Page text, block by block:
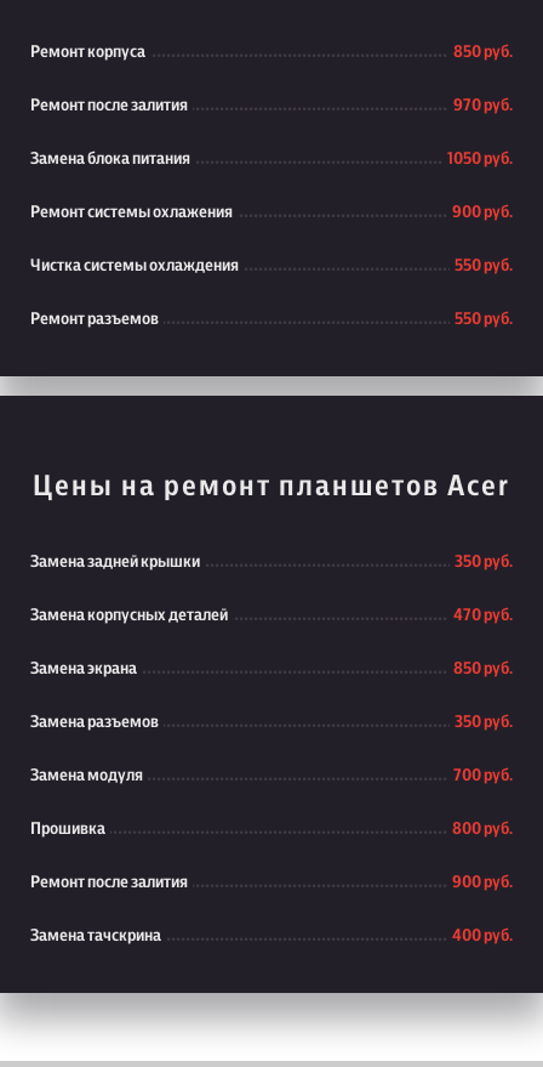
Ремонт корпуса 850 руб.
Ремонт после залития 970 руб.
Замена блока питания 1050 руб.
Ремонт системы охлажения 900 руб.
Чистка системы охлаждения 550 руб.
Ремонт разъемов 550 руб.
Цены на ремонт планшетов Acer
Замена задней крышки 350 руб.
Замена корпусных деталей 470 руб.
Замена экрана 850 руб.
Замена разъемов 350 руб.
Замена модуля 700 руб.
Прошивка 800 руб.
Ремонт после залития 900 руб.
Замена тачскрина 400 руб.